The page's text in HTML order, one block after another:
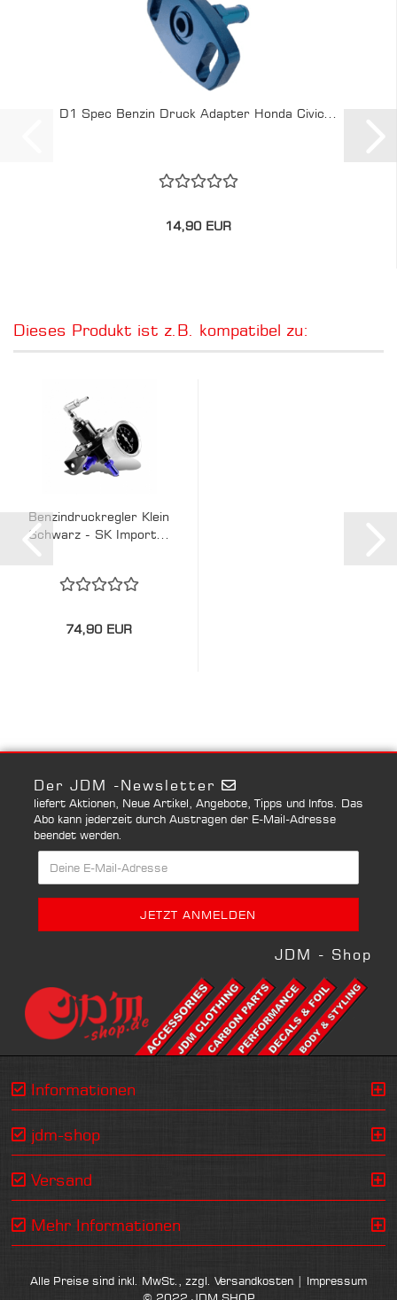
D1 Spec Benzin Druck Adapter Honda Civic...
14,90 EUR
Dieses Produkt ist z.B. kompatibel zu:
Benzindruckregler Klein
Schwarz - SK Import...
74,90 EUR
Der JDM -Newsletter
liefert Aktionen, Neue Artikel, Angebote, Tipps und Infos. Das
Abo kann jederzeit durch Austragen der E-Mail-Adresse
beendet werden.
JDM - Shop
Informationen
jdm-shop
Versand
Mehr Informationen
Alle Preise sind inkl. MwSt., zzgl. Versandkosten | Impressum